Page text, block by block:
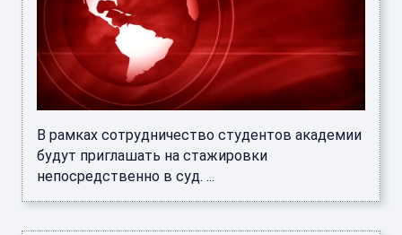
В рамках сотрудничество студентов академии
будут приглашать на стажировки
непосредственно в суд. ...